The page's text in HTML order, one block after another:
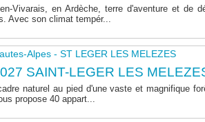
Vivarais, en Ardèche, terre d'aventure et de
Avec son climat tempér...
Alpes - ST LEGER LES MELEZES
SAINT-LEGER LES
naturel au pied d'une vaste et magnifique
propose 40 appart...